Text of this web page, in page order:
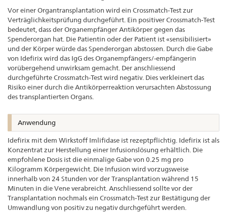
Vor einer Organtransplantation wird ein Crossmatch-Test zur
Verträglichkeitsprüfung durchgeführt. Ein positiver Crossmatch-Test
bedeutet, dass der Organempfänger Antikörper gegen das
Spenderorgan hat. Die Patientin oder der Patient ist «sensibilisiert»
und der Körper würde das Spenderorgan abstossen. Durch die Gabe
von Idefirix wird das IgG des Organempfängers/-empfängerin
vorübergehend unwirksam gemacht. Der anschliessend
durchgeführte Crossmatch-Test wird negativ. Dies verkleinert das
Risiko einer durch die Antikörperreaktion verursachten Abstossung
des transplantierten Organs.
Anwendung
Idefirix mit dem Wirkstoff Imlifidase ist rezeptpflichtig. Idefirix ist als
Konzentrat zur Herstellung einer Infusionslösung erhältlich. Die
empfohlene Dosis ist die einmalige Gabe von 0.25 mg pro
Kilogramm Körpergewicht. Die Infusion wird vorzugsweise
innerhalb von 24 Stunden vor der Transplantation während 15
Minuten in die Vene verabreicht. Anschliessend sollte vor der
Transplantation nochmals ein Crossmatch-Test zur Bestätigung der
Umwandlung von positiv zu negativ durchgeführt werden.